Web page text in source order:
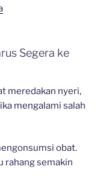
Segera ke
meredakan nyeri,
mengalami salah
obat.
rahang semakin